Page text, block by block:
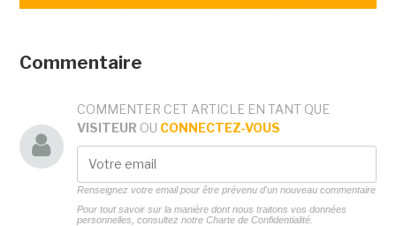
Commentaire
COMMENTER CET ARTICLE EN TANT QUE
VISITEUR OU CONNECTEZ-VOUS
Renseignez votre email pour être prévenu d'un nouveau commentaire
Pour tout savoir sur la manière dont nous traitons vos données
personnelles, consultez notre Charte de Confidentialité.